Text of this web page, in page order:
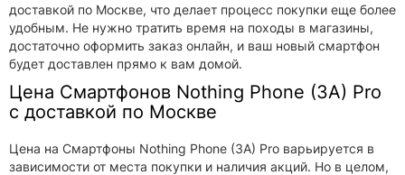
доставкой по Москве, что делает процесс покупки еще более
удобным. Не нужно тратить время на походы в магазины,
достаточно оформить заказ онлайн, и ваш новый смартфон
будет доставлен прямо к вам домой.
Цена Смартфонов Nothing Phone (3A) Pro
с доставкой по Москве
Цена на Смартфоны Nothing Phone (3A) Pro варьируется в
зависимости от места покупки и наличия акций. Но в целом,